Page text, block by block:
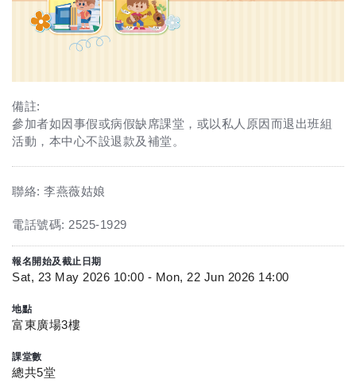
備註:
參加者如因事假或病假缺席課堂，或以私人原因而退出班組
活動，本中心不設退款及補堂。
聯絡: 李燕薇姑娘
電話號碼: 2525-1929
報名開始及截止日期
Sat, 23 May 2026 10:00 - Mon, 22 Jun 2026 14:00
地點
富東廣場3樓
課堂數
總共5堂